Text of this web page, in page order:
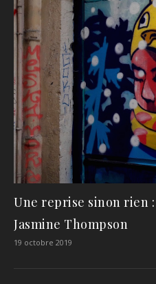
Une reprise sinon rien :
Jasmine Thompson
19 octobre 2019